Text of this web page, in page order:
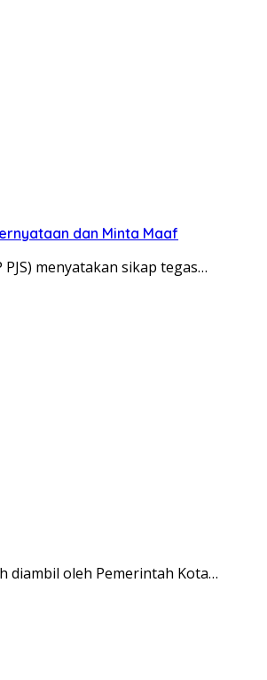
dan Minta Maaf
menyatakan sikap tegas…
diambil oleh Pemerintah Kota…